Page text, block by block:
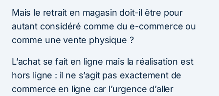
Mais le retrait en magasin doit-il être pour
autant considéré comme du e​-​commerce ou
comme une vente physique ?
L’achat se fait en ligne mais la réalisation est
hors ligne : il ne s’agit pas exactement de
commerce en ligne car l’urgence d’aller